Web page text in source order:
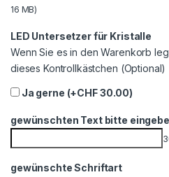
16 MB)
LED Untersetzer für Kristalle
Wenn Sie es in den Warenkorb
dieses Kontrollkästchen (Optional)
Ja gerne (+CHF30.00)
gewünschten Text bitte
gewünschte Schriftart